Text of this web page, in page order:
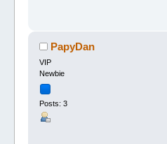
PapyDan
VIP
Newbie
Posts: 3